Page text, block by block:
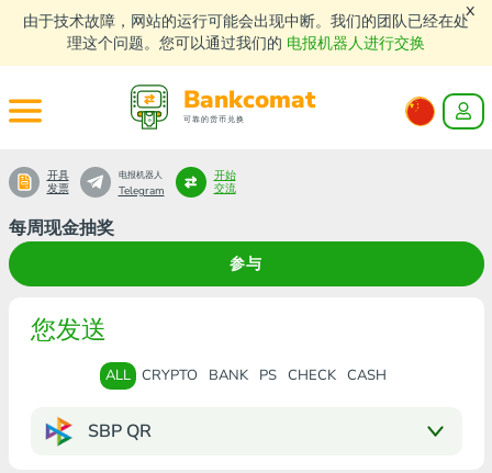
由于技术故障，网站的运行可能会出现中断。我们的团队已经在处
理这个问题。您可以通过我们的 电报机器人进行交换
x
Bankcomat
可靠的货币兑换
每周现金抽奖
参与
开具
发票
电报机器人
Telegram
开始
交流
您发送
ALL CRYPTO BANK PS CHECK CASH
SBP QR